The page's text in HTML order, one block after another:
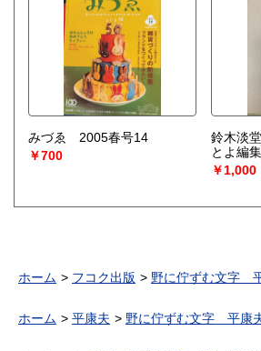
みづゑ 2005春号14
￥700
鈴木淡
とよ編集
￥1,000
ホーム フコク出版 野に佇ずむ文字
ホーム 平康夫 野に佇ずむ文字 平康